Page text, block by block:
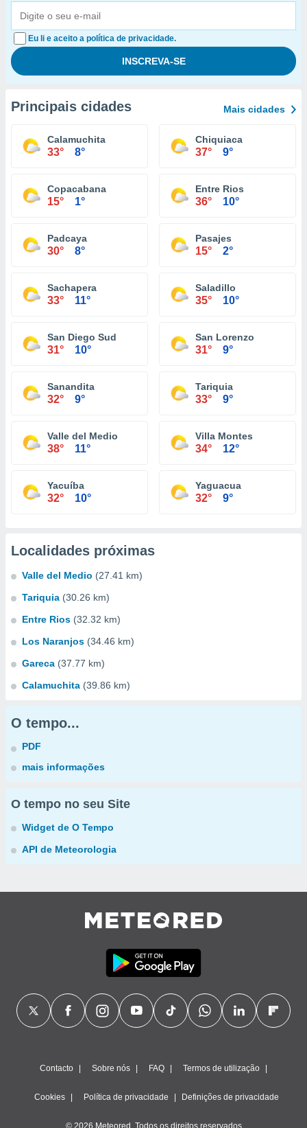
Eu li e aceito a política de privacidade.
Principais cidades Mais cidades
Calamuchita
33° 8°
Chiquiaca
37° 9°
Copacabana
15° 1°
Entre Rios
36° 10°
Padcaya
30° 8°
Pasajes
15° 2°
Sachapera
33° 11°
Saladillo
35° 10°
San Diego Sud
31° 10°
San Lorenzo
31° 9°
Sanandita
32° 9°
Tariquia
33° 9°
Valle del Medio
38° 11°
Villa Montes
34° 12°
Yacuíba
32° 10°
Yaguacua
32° 9°
Localidades próximas
Valle del Medio (27.41 km)
Tariquia (30.26 km)
Entre Rios (32.32 km)
Los Naranjos (34.46 km)
Gareca (37.77 km)
Calamuchita (39.86 km)
O tempo...
PDF
mais informações
O tempo no seu Site
Widget de O Tempo
API de Meteorologia
Contacto Sobre nós FAQ Termos de utilização
Cookies Política de privacidade Definições de privacidade
© 2026 Meteored. Todos os direitos reservados